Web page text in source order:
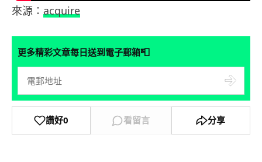
來源： acquire
更多精彩文章每日送到電子郵箱📮
讚好0 看留言 分享